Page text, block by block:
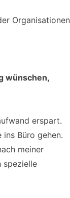
Organisationen
wünschen,
erspart.
Büro gehen.
meiner
spezielle